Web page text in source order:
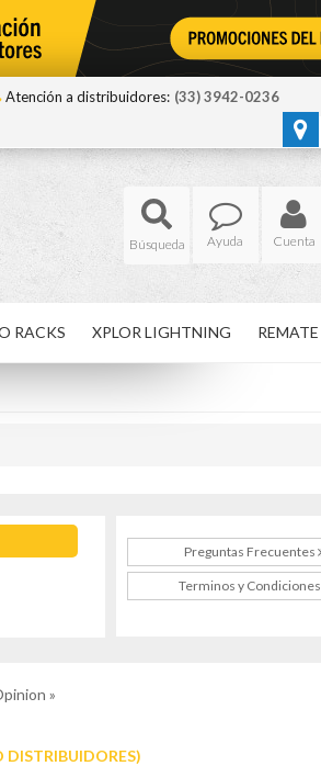
Atención a distribuidores: (33) 3942-0236
Ayuda
Cuenta
RACKS XPLOR LIGHTNING REMATE
Preguntas Frecuentes
Terminos y Condiciones
»
DISTRIBUIDORES)